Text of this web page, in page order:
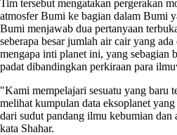
Tim tersebut mengatakan pergerakan
atmosfer Bumi ke bagian dalam Bumi
Bumi menjawab dua pertanyaan
seberapa besar jumlah air cair yang
mengapa inti planet ini, yang sebagian
padat dibandingkan perkiraan para
"Kami mempelajari sesuatu yang baru
melihat kumpulan data eksoplanet
dari sudut pandang ilmu kebumian
kata Shahar.